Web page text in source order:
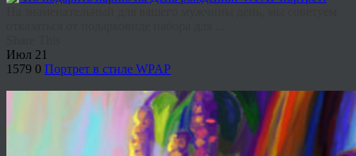
Июл 21
1579 0 Портрет в стиле WPAP